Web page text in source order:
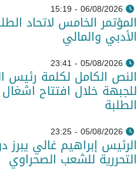
06/08/2026 - 15:19
المؤتمر الخامس لاتحاد
الأدبي والمالي
05/08/2026 - 23:41
النص الكامل لكلمة رئيس
للجبهة خلال افتتاح
الطلبة
05/08/2026 - 23:25
الرئيس إبراهيم غالي
التحررية للشعب الصحراوي